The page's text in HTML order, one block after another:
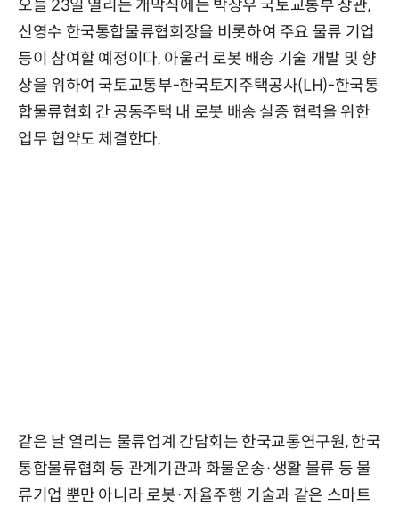
오늘 23일 열리는 개막식에는 박상우 국토교통부 장관,
신영수 한국통합물류협회장을 비롯하여 주요 물류 기업
등이 참여할 예정이다. 아울러 로봇 배송 기술 개발 및 향
상을 위하여 국토교통부-한국토지주택공사(LH)-한국통
합물류협회 간 공동주택 내 로봇 배송 실증 협력을 위한
업무 협약도 체결한다.
같은 날 열리는 물류업계 간담회는 한국교통연구원, 한국
통합물류협회 등 관계기관과 화물운송·생활 물류 등 물
류기업 뿐만 아니라 로봇·자율주행 기술과 같은 스마트